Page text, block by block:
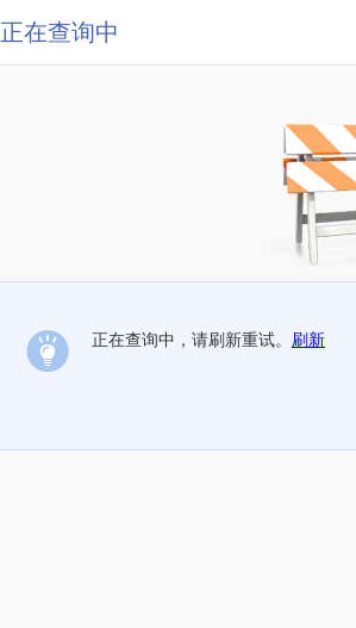
正在查询中
正在查询中，请刷新重试。 刷新